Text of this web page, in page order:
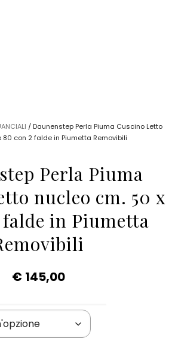
/ Daunenstep Perla Piuma Cuscino Letto
80 con 2 falde in Piumetta Removibili
Perla Piuma
nucleo cm. 50 x
falde in Piumetta
€ 145,00